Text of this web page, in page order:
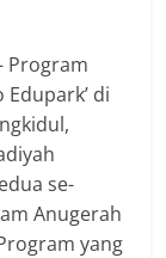
Program
di
se-
Anugerah
yang